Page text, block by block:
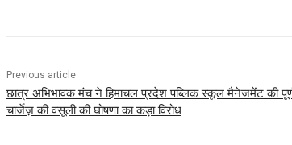
Previous article
छात्र अभिभावक मंच ने हिमाचल प्रदेश पब्लिक स्कूल मैनेजमेंट की
चार्जेज़ की वसूली की घोषणा का कड़ा विरोध